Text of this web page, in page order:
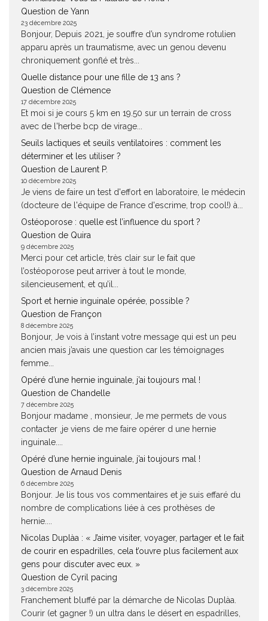
Question de Yann
23 décembre 2025
Bonjour, Depuis 2021, je souffre d’un syndrome rotulien
apparu après un traumatisme, avec un genou devenu
chroniquement gonflé et très...
Quelle distance pour une fille de 13 ans ?
Question de Clémence
17 décembre 2025
Et moi si je cours 5 km en 19.50 sur un terrain de cross
avec de l'herbe bcp de virage...
Seuils lactiques et seuils ventilatoires : comment les
déterminer et les utiliser ?
Question de Laurent P.
10 décembre 2025
Je viens de faire un test d'effort en laboratoire, le médecin
(docteure de l'équipe de France d'escrime, trop cool!) à...
Ostéoporose : quelle est l’influence du sport ?
Question de Quira
9 décembre 2025
Merci pour cet article, très clair sur le fait que
l’ostéoporose peut arriver à tout le monde,
silencieusement, et qu’il...
Sport et hernie inguinale opérée, possible ?
Question de Françon
8 décembre 2025
Bonjour, Je vois à l’instant votre message qui est un peu
ancien mais j’avais une question car les témoignages
femme...
Opéré d’une hernie inguinale, j’ai toujours mal !
Question de Chandelle
7 décembre 2025
Bonjour madame , monsieur, Je me permets de vous
contacter ,je viens de me faire opérer d une hernie
inguinale....
Opéré d’une hernie inguinale, j’ai toujours mal !
Question de Arnaud Denis
6 décembre 2025
Bonjour. Je lis tous vos commentaires et je suis effaré du
nombre de complications liée à ces prothèses de
hernie....
Nicolas Duplàa : « J’aime visiter, voyager, partager et le fait
de courir en espadrilles, cela t’ouvre plus facilement aux
gens pour discuter avec eux. »
Question de Cyril pacing
3 décembre 2025
Franchement bluffé par la démarche de Nicolas Duplàa.
Courir (et gagner !) un ultra dans le désert en espadrilles,